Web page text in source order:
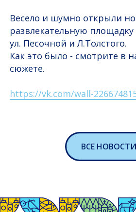
Весело и шумно открыли
развлекательную
ул. Песочной и Л.Толстого.
Как это было - смотрите в
сюжете.
https://vk.com/wall-
ВСЕ НОВОСТИ